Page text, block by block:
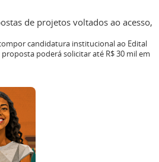
de projetos voltados ao acesso,
candidatura institucional ao Edital
proposta poderá solicitar até R$ 30 mil em